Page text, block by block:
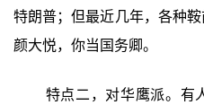
特朗普；但最近几年，各种
颜大悦，你当国务卿。
特点二，对华鹰派。有